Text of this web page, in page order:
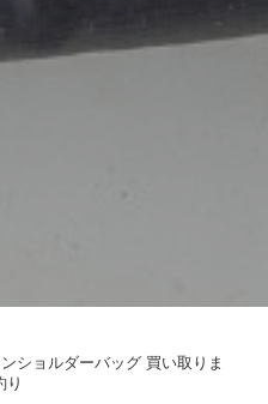
ショルダーバッグ 買い取りま
り